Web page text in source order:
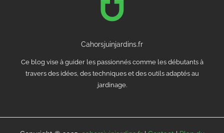
Cahorsjuinjardins.fr
Ce blog vise à guider les passionnés comme les débutants à
travers des idées, des techniques et des outils adaptés au
jardinage.